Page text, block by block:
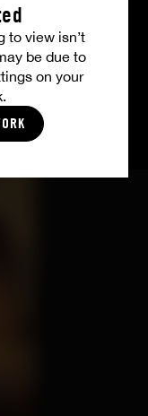
to view isn’t
be due to
on your